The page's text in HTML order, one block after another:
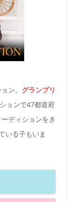
ン。 グランプリ
ョンで47都道府
ディションをき
いる子もいま